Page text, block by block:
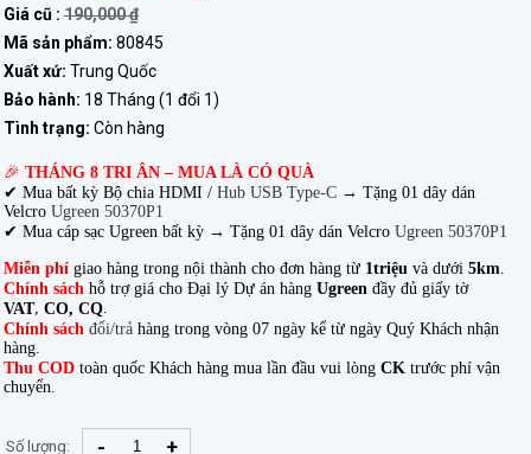
Giá cũ : 190,000 ₫
Mã sản phẩm: 80845
Xuất xứ: Trung Quốc
Bảo hành: 18 Tháng (1 đổi 1)
Tình trạng: Còn hàng
🎉 THÁNG 8 TRI ÂN – MUA LÀ CÓ QUÀ
✔ Mua bất kỳ Bộ chia HDMI / Hub USB Type-C → Tặng 01 dây dán
Velcro Ugreen 50370P1
✔ Mua cáp sạc Ugreen bất kỳ → Tặng 01 dây dán Velcro Ugreen 50370P1
Miễn phí giao hàng trong nội thành cho đơn hàng từ 1triệu và dưới 5km
Chính sách hỗ trợ giá cho Đại lý Dự án hàng Ugreen đầy đủ giấy tờ
VAT, CO, CQ.
Chính sách đổi/trả hàng trong vòng 07 ngày kể từ ngày Quý Khách nhận
hàng.
Thu COD toàn quốc Khách hàng mua lần đầu vui lòng CK trước phí vận
chuyển.
Số lượng: - +